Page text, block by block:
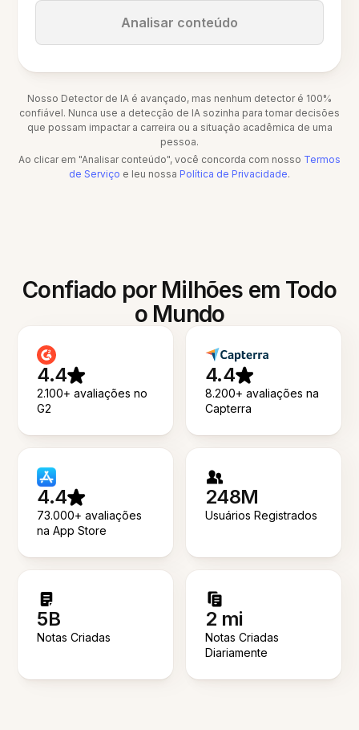
Analisar conteúdo
Nosso Detector de IA é avançado, mas nenhum detector é 100%
confiável. Nunca use a detecção de IA sozinha para tomar decisões
que possam impactar a carreira ou a situação acadêmica de uma
pessoa.
Ao clicar em "Analisar conteúdo", você concorda com nosso Termos
de Serviço e leu nossa Política de Privacidade.
Confiado por Milhões em Todo
o Mundo
4.4
2.100+ avaliações no
G2
4.4
8.200+ avaliações na
Capterra
4.4
73.000+ avaliações
na App Store
248M
Usuários Registrados
5B
Notas Criadas
2 mi
Notas Criadas
Diariamente